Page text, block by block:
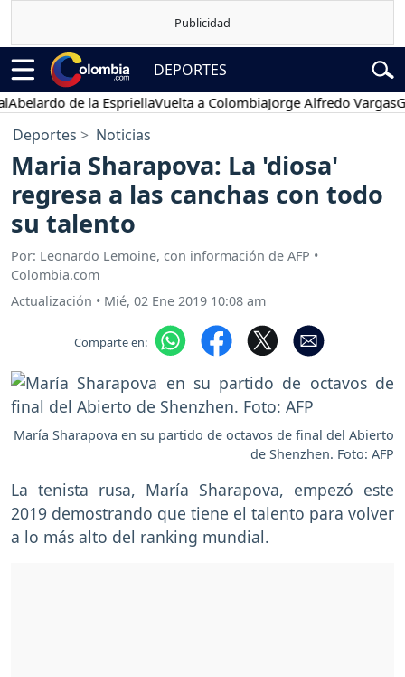
DEPORTES
de la EspriellaVuelta a ColombiaJorge Alfredo Vargas
Deportes Noticias
Maria Sharapova: La 'diosa'
regresa a las canchas con todo
su talento
Por: Leonardo Lemoine, con información de AFP •
Colombia.com
Actualización • Mié, 02 Ene 2019 10:08 am
Comparte en:
María Sharapova en su partido de octavos de final del Abierto
de Shenzhen. Foto: AFP
La tenista rusa, María Sharapova, empezó este
2019 demostrando que tiene el talento para volver
a lo más alto del ranking mundial.